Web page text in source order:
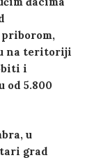
na teritoriji
i
od 5.800
u
grad